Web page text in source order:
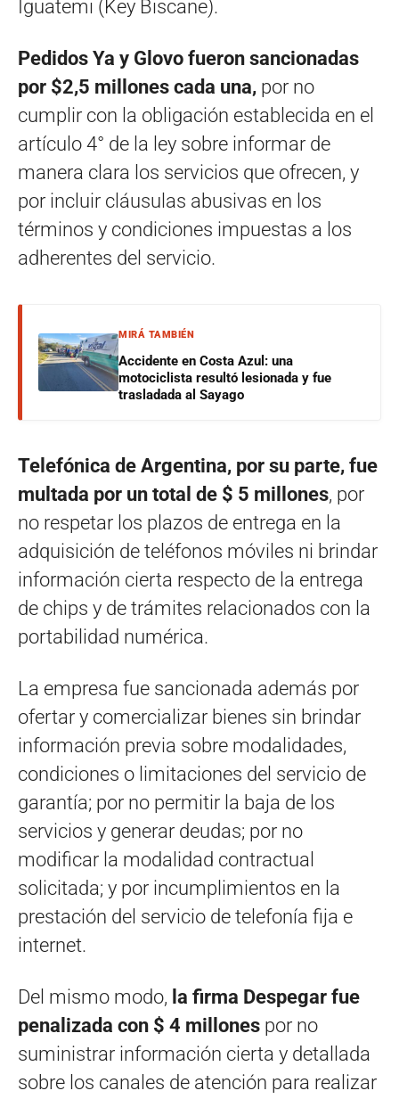
Iguatemi (Key Biscane).
Pedidos Ya y Glovo fueron sancionadas
por $2,5 millones cada una, por no
cumplir con la obligación establecida en el
artículo 4° de la ley sobre informar de
manera clara los servicios que ofrecen, y
por incluir cláusulas abusivas en los
términos y condiciones impuestas a los
adherentes del servicio.
MIRÁ TAMBIÉN
Accidente en Costa Azul: una
motociclista resultó lesionada y fue
trasladada al Sayago
Telefónica de Argentina, por su parte, fue
multada por un total de $ 5 millones, por
no respetar los plazos de entrega en la
adquisición de teléfonos móviles ni brindar
información cierta respecto de la entrega
de chips y de trámites relacionados con la
portabilidad numérica.
La empresa fue sancionada además por
ofertar y comercializar bienes sin brindar
información previa sobre modalidades,
condiciones o limitaciones del servicio de
garantía; por no permitir la baja de los
servicios y generar deudas; por no
modificar la modalidad contractual
solicitada; y por incumplimientos en la
prestación del servicio de telefonía fija e
internet.
Del mismo modo, la firma Despegar fue
penalizada con $ 4 millones por no
suministrar información cierta y detallada
sobre los canales de atención para realizar